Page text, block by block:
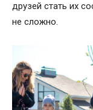
друзей стать их
не сложно.